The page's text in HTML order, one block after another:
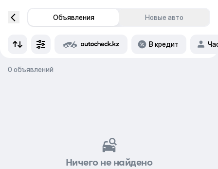
Объявления Новые авто
В кредит
0 объявлений
Ничего не найдено